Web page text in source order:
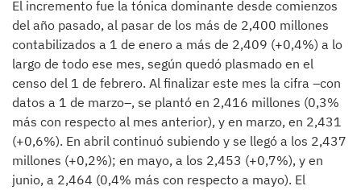
El incremento fue la tónica dominante desde comienzos
del año pasado, al pasar de los más de 2,400 millones
contabilizados a 1 de enero a más de 2,409 (+0,4%) a lo
largo de todo ese mes, según quedó plasmado en el
censo del 1 de febrero. Al finalizar este mes la cifra –con
datos a 1 de marzo–, se plantó en 2,416 millones (0,3%
más con respecto al mes anterior), y en marzo, en 2,431
(+0,6%). En abril continuó subiendo y se llegó a los 2,437
millones (+0,2%); en mayo, a los 2,453 (+0,7%), y en
junio, a 2,464 (0,4% más con respecto a mayo). El